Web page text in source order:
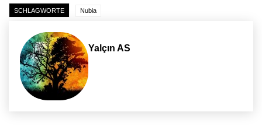
SCHLAGWORTE Nubia
Yalçın AS